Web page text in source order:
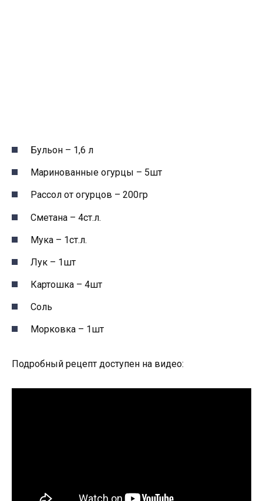
Бульон – 1,6 л
Маринованные огурцы – 5шт
Рассол от огурцов – 200гр
Сметана – 4ст.л.
Мука – 1ст.л.
Лук – 1шт
Картошка – 4шт
Соль
Морковка – 1шт
Подробный рецепт доступен на видео: